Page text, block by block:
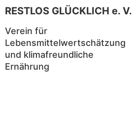
RESTLOS GLÜCKLICH e. V.
Verein für
Lebensmittelwertschätzung
und klimafreundliche
Ernährung